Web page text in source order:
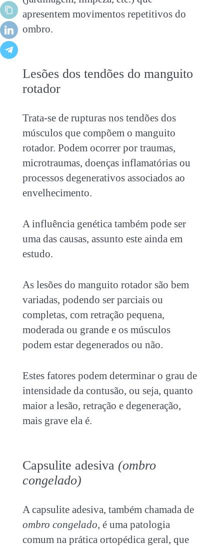
apresentem movimentos repetitivos do
ombro.
Lesões dos tendões do manguito
rotador
Trata-se de rupturas nos tendões dos
músculos que compõem o manguito
rotador. Podem ocorrer por traumas,
microtraumas, doenças inflamatórias ou
processos degenerativos associados ao
envelhecimento.
A influência genética também pode ser
uma das causas, assunto este ainda em
estudo.
As lesões do manguito rotador são bem
variadas, podendo ser parciais ou
completas, com retração pequena,
moderada ou grande e os músculos
podem estar degenerados ou não.
Estes fatores podem determinar o grau de
intensidade da contusão, ou seja, quanto
maior a lesão, retração e degeneração,
mais grave ela é.
Capsulite adesiva (ombro
congelado)
A capsulite adesiva, também chamada de
ombro congelado, é uma patologia
comum na prática ortopédica geral, que